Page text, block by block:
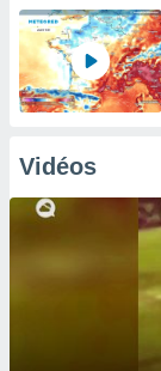
Vidéos